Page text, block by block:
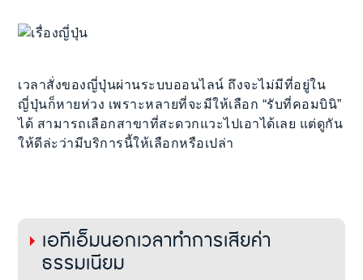
เวลาสั่งของญี่ปุ่นผ่านระบบออนไลน์ ถึงจะไม่มีที่อยู่ใน
ญี่ปุ่นก็หายห่วง เพราะหลายที่จะมีให้เลือก “รับที่คอมบินิ”
ได้ สามารถเลือกสาขาที่สะดวกแวะไปเอาได้เลย แต่ดูกัน
ให้ดีล่ะว่ามีบริการนี้ให้เลือกหรือเปล่า
เอทีเอ็มนอกเวลาทำการเสียค่า
ธรรมเนียม